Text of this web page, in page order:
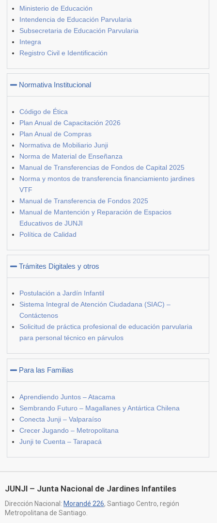
Ministerio de Educación
Intendencia de Educación Parvularia
Subsecretaria de Educación Parvularia
Integra
Registro Civil e Identificación
Normativa Institucional
Código de Ética
Plan Anual de Capacitación 2026
Plan Anual de Compras
Normativa de Mobiliario Junji
Norma de Material de Enseñanza
Manual de Transferencias de Fondos de Capital 2025
Norma y montos de transferencia financiamiento jardines
VTF
Manual de Transferencia de Fondos 2025
Manual de Mantención y Reparación de Espacios
Educativos de JUNJI
Política de Calidad
Trámites Digitales y otros
Postulación a Jardín Infantil
Sistema Integral de Atención Ciudadana (SIAC) –
Contáctenos
Solicitud de práctica profesional de educación parvularia
para personal técnico en párvulos
Para las Familias
Aprendiendo Juntos – Atacama
Sembrando Futuro – Magallanes y Antártica Chilena
Conecta Junji – Valparaíso
Crecer Jugando – Metropolitana
Junji te Cuenta – Tarapacá
JUNJI – Junta Nacional de Jardines Infantiles
Dirección Nacional: Morandé 226, Santiago Centro, región
Metropolitana de Santiago.